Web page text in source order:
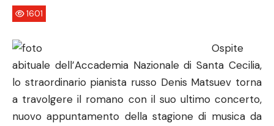
1601
Ospite
abituale dell’Accademia Nazionale di Santa Cecilia,
lo straordinario pianista russo Denis Matsuev torna
a travolgere il romano con il suo ultimo concerto,
nuovo appuntamento della stagione di musica da